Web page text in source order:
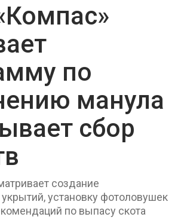
по
манула
сбор
создание
установку фотоловушек
по выпасу скота